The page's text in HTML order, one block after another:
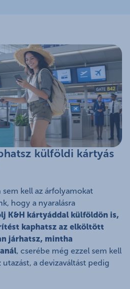
külföldi kártyás
kell az árfolyamokat
hogy a nyaralásra
K&H kártyáddal külföldön is,
kaphatsz az elköltött
járhatsz, mintha
, cserébe még ezzel sem kell
a devizaváltást pedig